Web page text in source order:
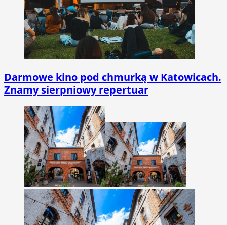
Darmowe kino pod chmurką w Katowicach.
Znamy sierpniowy repertuar